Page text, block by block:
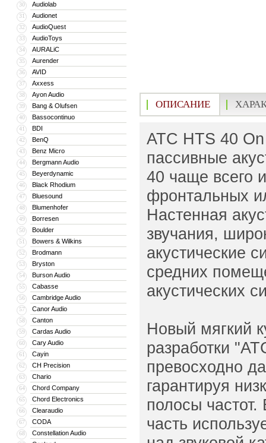
30 Audiolab
31 Audionet
32 AudioQuest
33 AudioToys
34 AURALiC
35 Aurender
36 AVID
37 Axxess
38 Ayon Audio
39 Bang & Olufsen
40 Bassocontinuo
41 BDI
42 BenQ
43 Benz Micro
44 Bergmann Audio
45 Beyerdynamic
46 Black Rhodium
47 Bluesound
48 Blumenhofer
49 Borresen
50 Boulder
51 Bowers & Wilkins
52 Brodmann
53 Bryston
54 Burson Audio
55 Cabasse
56 Cambridge Audio
57 Canor Audio
58 Canton
59 Cardas Audio
60 Cary Audio
61 Cayin
62 CH Precision
63 Chario
64 Chord Company
65 Chord Electronics
66 Clearaudio
67 CODA
68 Constellation Audio
ОПИСАНИЕ
ATC HTS 40
пассивные
40 чаще всего
фронтальных
Настенная
звучания,
акустические
средних
акустических
Новый мягкий
разработки
превосходно
гарантируя
полосы
часть